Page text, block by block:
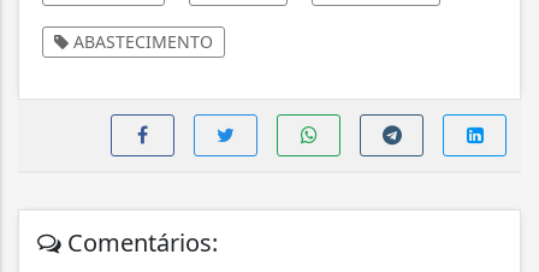
ABASTECIMENTO
Comentários: